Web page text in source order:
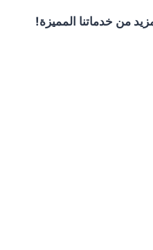
من خدماتنا المميزة!